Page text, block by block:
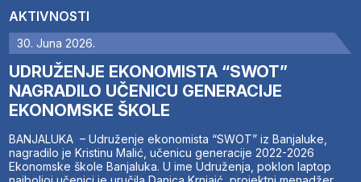
AKTIVNOSTI
30. Juna 2026.
UDRUŽENJE EKONOMISTA “SWOT”
NAGRADILO UČENICU GENERACIJE
EKONOMSKE ŠKOLE
BANJALUKA – Udruženje ekonomista “SWOT” iz Banjaluke,
nagradilo je Kristinu Malić, učenicu generacije 2022-2026
Ekonomske škole Banjaluka. U ime Udruženja, poklon laptop